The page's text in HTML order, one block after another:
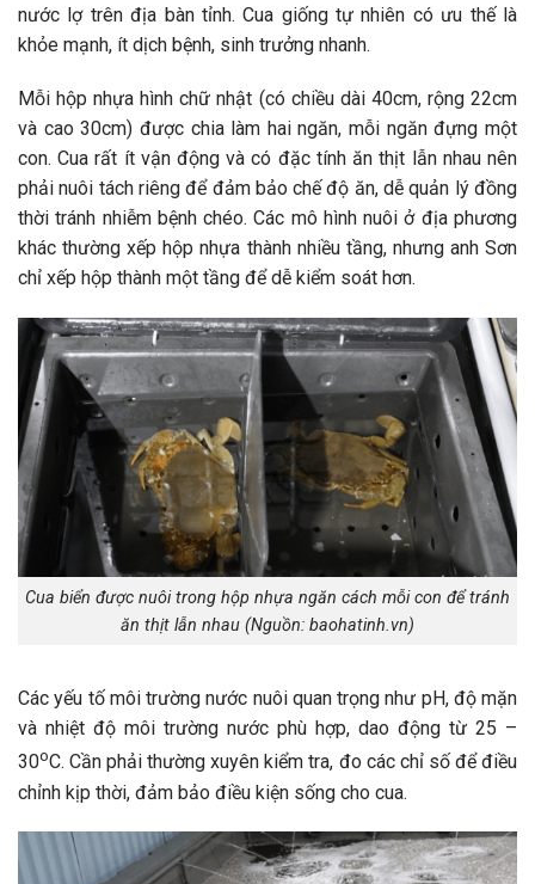
nước lợ trên địa bàn tỉnh. Cua giống tự nhiên có ưu thế là
khỏe mạnh, ít dịch bệnh, sinh trưởng nhanh.
Mỗi hộp nhựa hình chữ nhật (có chiều dài 40cm, rộng 22cm
và cao 30cm) được chia làm hai ngăn, mỗi ngăn đựng một
con. Cua rất ít vận động và có đặc tính ăn thịt lẫn nhau nên
phải nuôi tách riêng để đảm bảo chế độ ăn, dễ quản lý đồng
thời tránh nhiễm bệnh chéo. Các mô hình nuôi ở địa phương
khác thường xếp hộp nhựa thành nhiều tầng, nhưng anh Sơn
chỉ xếp hộp thành một tầng để dễ kiểm soát hơn.
Cua biển được nuôi trong hộp nhựa ngăn cách mỗi con để tránh
ăn thịt lẫn nhau (Nguồn: baohatinh.vn)
Các yếu tố môi trường nước nuôi quan trọng như pH, độ mặn
và nhiệt độ môi trường nước phù hợp, dao động từ 25 –
30oC. Cần phải thường xuyên kiểm tra, đo các chỉ số để điều
chỉnh kịp thời, đảm bảo điều kiện sống cho cua.